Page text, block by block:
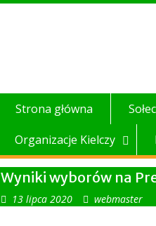
Strona główna
Organizacje Kielczy
Wyniki wyborów na
13 lipca 2020 webmaster